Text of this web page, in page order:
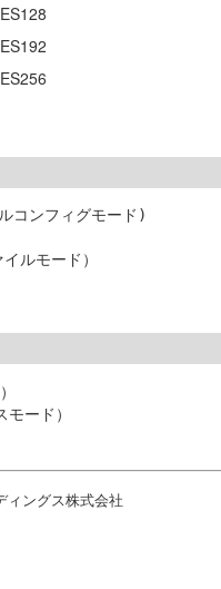
コンフィグモード)
モード）
ィングス株式会社